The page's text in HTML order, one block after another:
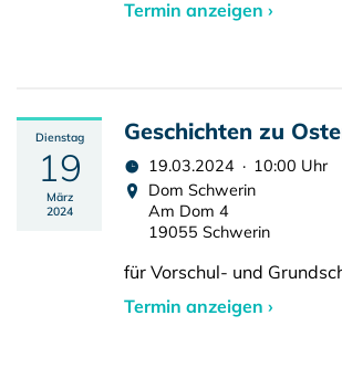
Termin anzeigen ›
Dienstag
19
März
2024
Geschichten zu
19.03.2024 · 10:00 Uhr
Dom Schwerin
Am Dom 4
19055 Schwerin
für Vorschul- und
Termin anzeigen ›